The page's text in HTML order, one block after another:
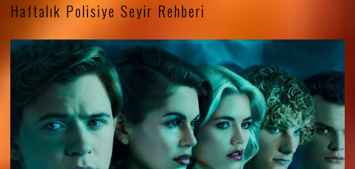
Haftalık Polisiye Seyir Rehberi